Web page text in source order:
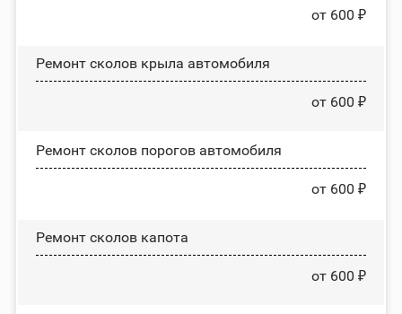
от 600 ₽
Ремонт сколов крыла автомобиля
от 600 ₽
Ремонт сколов порогов автомобиля
от 600 ₽
Ремонт сколов капота
от 600 ₽